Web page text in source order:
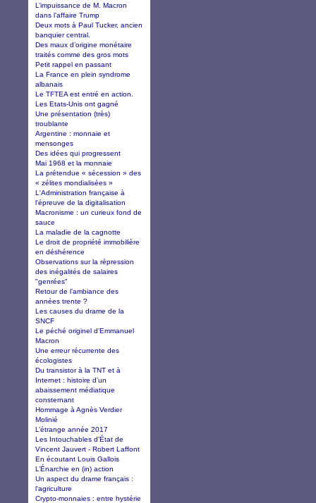
L’impuissance de M. Macron
dans l’affaire Trump
Deux mots à Paul Tucker, ancien
banquier central.
Des maux d’origine monétaire
traités comme des gros mots
Petit rappel en passant
La France en plein syndrome
albanais
Le TFTEA est entré en action.
Les Etats-Unis ont gagné
Une présentation (très)
troublante
Argentine : monnaie et
mensonges
Des idées qui progressent
Mai 1968 et la monnaie
La prétendue « sécession » des
« zélites mondialisées »
L'Administration française à
l'épreuve de la digitalisation
Macronisme : un curieux fond de
sauce
La maladie de la cagnotte
Le droit de propriété immobilière
en déshérence
Observations sur la répression
des inégalités de salaires
"genrées"
Retour de l’ambiance des
années trente ?
Les causes du drame de la
SNCF
Le péché originel d’Emmanuel
Macron
Une erreur récurrente des
écologistes
Du transistor à la TNT et à
Internet : histoire d’un
abaissement médiatique
consternant
Hommage à Agnès Verdier
Molinié
L’étrange année 2017
Les Intouchables d’État de
Vincent Jauvert - Robert Laffont
En écoutant Louis Gallois
L’Énarchie en (in) action
Un aspect du drame français :
l'agriculture
Crypto-monnaies : entre hystérie